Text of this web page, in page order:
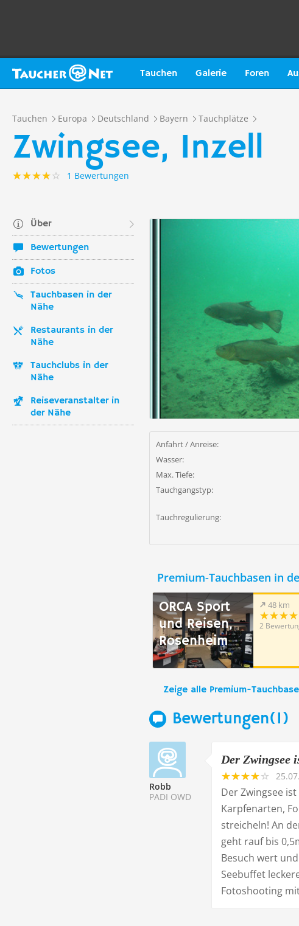
Tauchen Galerie Foren
Tauchen Europa Deutschland Bayern Tauchplätze
Zwingsee, Inzell
1 Bewertungen
Über
Bewertungen
Fotos
Tauchbasen in der
Nähe
Restaurants in der
Nähe
Tauchclubs in der
Nähe
Reiseveranstalter in
der Nähe
Anfahrt / Anreise:
Wasser:
Max. Tiefe:
Tauchgangstyp:
Tauchregulierung:
Premium-Tauchbasen in
ORCA Sport
und Reisen,
Rosenheim
48 km
2
Zeige alle Premium-
Bewertungen(1)
Robb
PADI OWD
Der Zwingsee
Der Zwingsee
Karpfenarten,
streicheln! An
geht rauf bis
Besuch wert
Seebuffet
Fotoshooting